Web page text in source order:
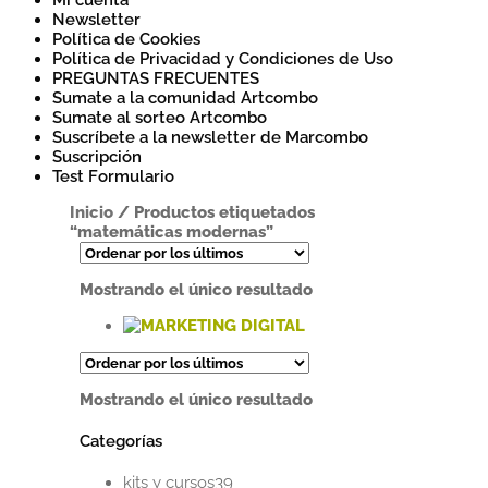
Newsletter
Política de Cookies
Política de Privacidad y Condiciones de Uso
PREGUNTAS FRECUENTES
Sumate a la comunidad Artcombo
Sumate al sorteo Artcombo
Suscríbete a la newsletter de Marcombo
Suscripción
Test Formulario
Inicio / Productos etiquetados
“matemáticas modernas”
Mostrando el único resultado
producto
múltiples
Las
se
Mostrando el único resultado
Categorías
kits y cursos3939